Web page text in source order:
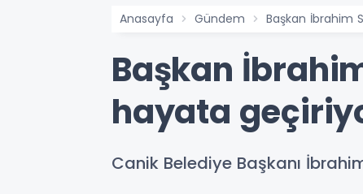
Anasayfa Gündem Başkan İbrahim
Başkan
hayata
Canik Belediye Başkanı